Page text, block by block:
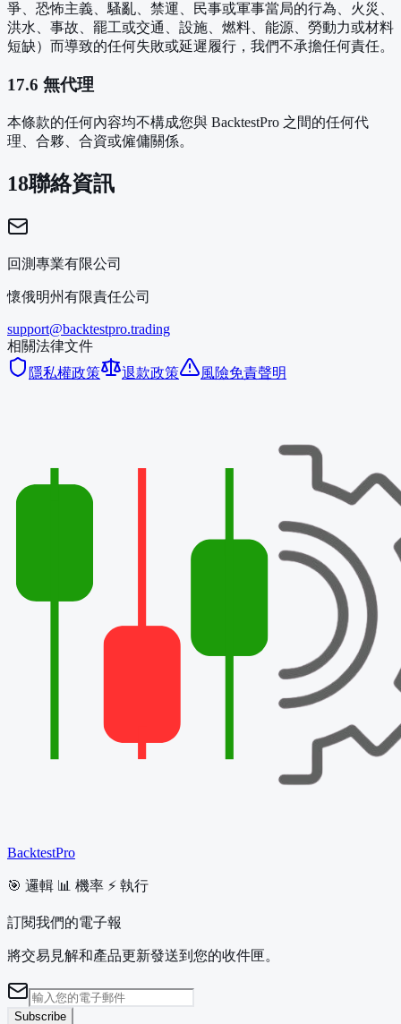
爭、恐怖主義、騷亂、禁運、民事或軍事當局的行為、火災、
洪水、事故、罷工或交通、設施、燃料、能源、勞動力或材料
短缺）而導致的任何失敗或延遲履行，我們不承擔任何責任。
17.6 無代理
本條款的任何內容均不構成您與 BacktestPro 之間的任何代
理、合夥、合資或僱傭關係。
18聯絡資訊
回測專業有限公司
懷俄明州有限責任公司
support@backtestpro.trading
相關法律文件
隱私權政策
退款政策 風險免責聲明
BacktestPro
🎯 邏輯 📊 機率 ⚡ 執行
訂閱我們的電子報
將交易見解和產品更新發送到您的收件匣。
Subscribe